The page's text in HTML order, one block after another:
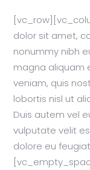
dolor sit amet,
nonummy nibh
magna aliquam
veniam, quis
lobortis nisl ut
Duis autem vel
vulputate velit
dolore eu